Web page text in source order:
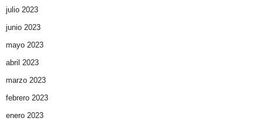
julio 2023
junio 2023
mayo 2023
abril 2023
marzo 2023
febrero 2023
enero 2023